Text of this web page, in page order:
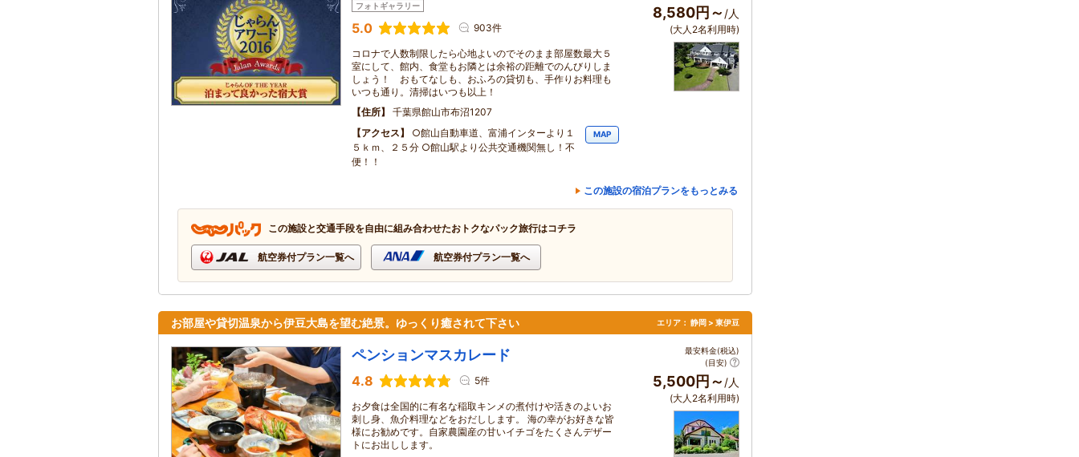
フォトギャラリー
5.0 903件
コロナで人数制限したら心地よいのでそのまま部屋数最大５
室にして、館内、食堂もお隣とは余裕の距離でのんびりしま
しょう！ おもてなしも、おふろの貸切も、手作りお料理も
いつも通り。清掃はいつも以上！
住所
千葉県館山市布沼1207
アクセス
○館山自動車道、富浦インターより１
５ｋｍ、２５分 ○館山駅より公共交通機関無し！不
便！！
MAP
8,580円～ /人
(大人2名利用時)
この施設の宿泊プランをもっとみる
この施設と交通手段を自由に組み合わせたおトクなパック旅行はコチラ
航空券付プラン一覧へ 航空券付プラン一覧へ
お部屋や貸切温泉から伊豆大島を望む絶景。ゆっくり癒されて下さい エリア： 静岡 > 東伊豆
ペンションマスカレード
4.8 5件
お夕食は全国的に有名な稲取キンメの煮付けや活きのよいお
刺し身、魚介料理などをおだしします。 海の幸がお好きな皆
様にお勧めです。自家農園産の甘いイチゴをたくさんデザー
トにお出しします。
最安料金(税込)
(目安)
5,500円～ /人
(大人2名利用時)